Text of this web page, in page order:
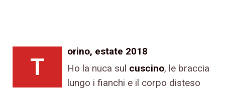
T
orino, estate 2018
Ho la nuca sul cuscino, le braccia
lungo i fianchi e il corpo disteso